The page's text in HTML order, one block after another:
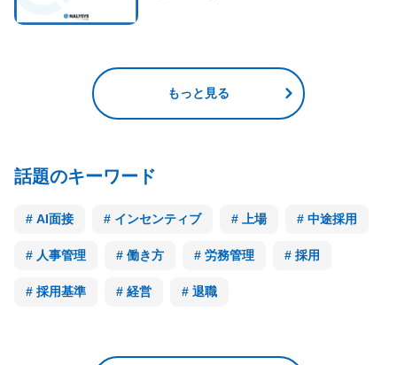
もっと見る
話題のキーワード
AI面接 インセンティブ 上場 中途採用
人事管理 働き方 労務管理 採用
採用基準 経営 退職